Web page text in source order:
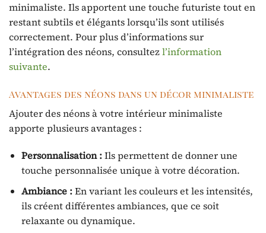
minimaliste. Ils apportent une touche futuriste tout en
restant subtils et élégants lorsqu’ils sont utilisés
correctement. Pour plus d’informations sur
l’intégration des néons, consultezl’information
suivante.
Avantages des néons dans un décor minimaliste
Ajouter des néons à votre intérieur minimaliste
apporte plusieurs avantages :
Personnalisation :Ils permettent de donner une
touche personnalisée unique à votre décoration.
Ambiance :En variant les couleurs et les intensités,
ils créent différentes ambiances, que ce soit
relaxante ou dynamique.